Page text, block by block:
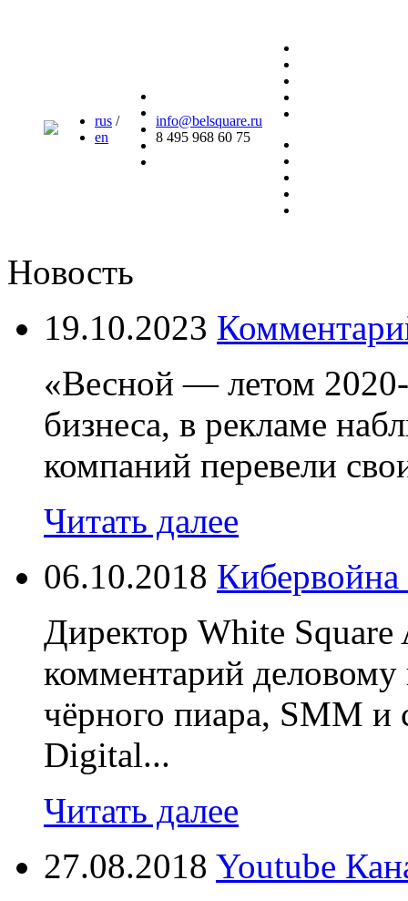
rus /
en
info@belsquare.ru
8 495 968 60 75
Новость
19.10.2023
«Весной — летом
бизнеса, в рекламе
компаний перевели
Читать далее
06.10.2018 Кибервойна
Директор White Square
комментарий
чёрного пиара, SMM и
Digital...
Читать далее
27.08.2018 Youtube